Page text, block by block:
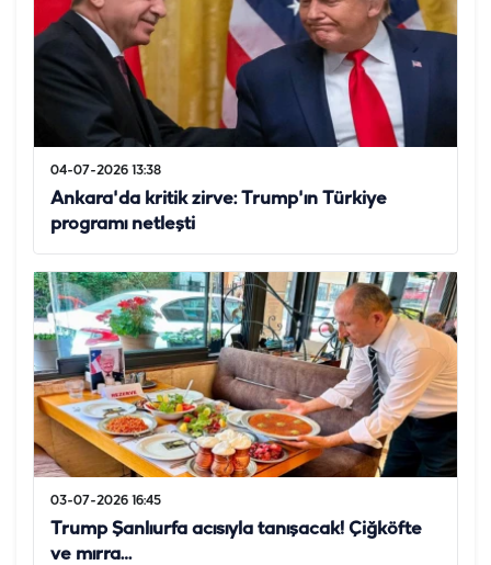
04-07-2026 13:38
Ankara'da kritik zirve: Trump'ın Türkiye
programı netleşti
03-07-2026 16:45
Trump Şanlıurfa acısıyla tanışacak! Çiğköfte
ve mırra…